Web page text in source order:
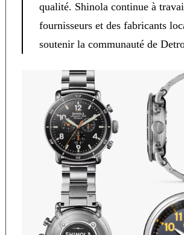
qualité. Shinola continue à
fournisseurs et des fabricants
soutenir la communauté de